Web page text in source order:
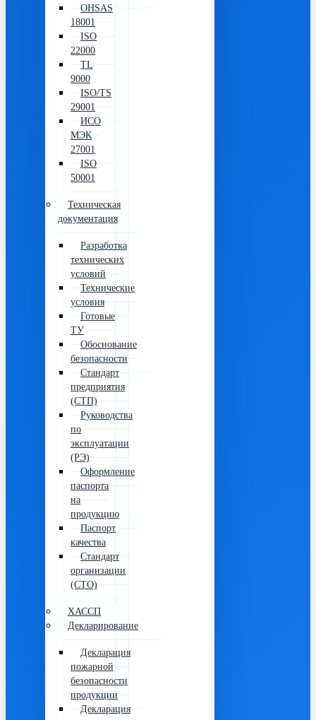
OHSAS
18001
ISO
22000
TL
9000
ISO/TS
29001
ИСО
МЭК
27001
ISO
50001
Техническая
документация
Разработка
технических
условий
Технические
условия
Готовые
ТУ
Обоснование
безопасности
Стандарт
предприятия
(СТП)
Руководства
по
эксплуатации
(РЭ)
Оформление
паспорта
на
продукцию
Паспорт
качества
Стандарт
организации
(СТО)
ХАССП
Декларирование
Декларация
пожарной
безопасности
продукции
Декларация